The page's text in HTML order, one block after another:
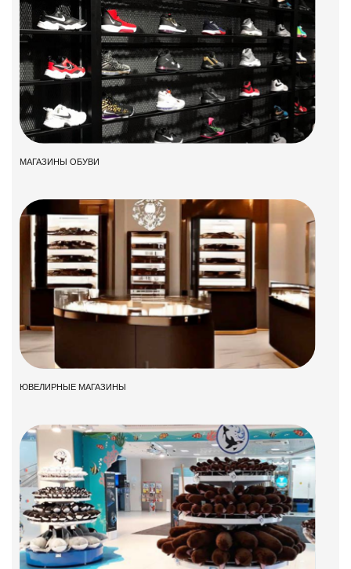
МАГАЗИНЫ ОБУВИ
ЮВЕЛИРНЫЕ МАГАЗИНЫ